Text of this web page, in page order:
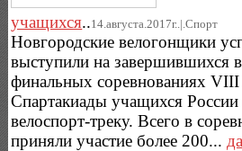
учащихся..14.августа.2017г..|.Спорт
Новгородские велогонщики
выступили на завершившихся
финальных соревнованиях
Спартакиады учащихся России
велоспорт-треку. Всего в
приняли участие более 200...